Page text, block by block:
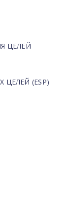
ЦЕЛЕЙ
(ESP)